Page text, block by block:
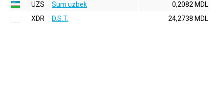
UZS
Sum uzbek
0,2082 MDL
XDR
D.S.T. 24,2738 MDL